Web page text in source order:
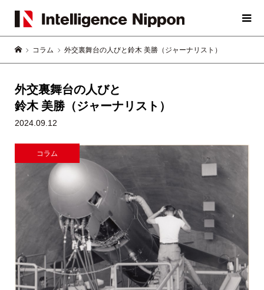
コラム 外交裏舞台の人びと鈴木 美勝（ジャーナリスト）
外交裏舞台の人びと
鈴木 美勝（ジャーナリスト）
2024.09.12
コラム